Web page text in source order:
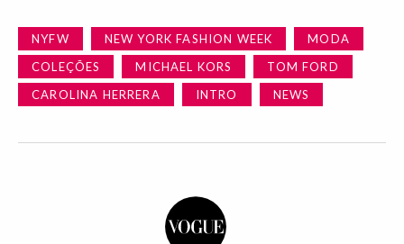
NYFW NEW YORK FASHION WEEK
MODA
COLEÇÕES
MICHAEL KORS
TOM FORD
CAROLINA HERRERA
INTRO NEWS